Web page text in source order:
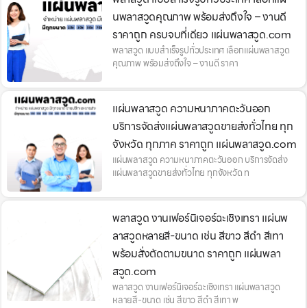
นพลาสวูดคุณภาพ พร้อมส่งถึงใจ – งานดี
ราคาถูก ครบจบที่เดียว แผ่นพลาสวูด.com
พลาสวูด แบบสำเร็จรูปทั่วประเทศ เลือกแผ่นพลาสวูด
คุณภาพ พร้อมส่งถึงใจ – งานดี ราคา
แผ่นพลาสวูด ความหนาภาคตะวันออก
บริการจัดส่งแผ่นพลาสวูดขายส่งทั่วไทย ทุก
จังหวัด ทุกภาค ราคาถูก แผ่นพลาสวูด.com
แผ่นพลาสวูด ความหนาภาคตะวันออก บริการจัดส่ง
แผ่นพลาสวูดขายส่งทั่วไทย ทุกจังหวัด ท
พลาสวูด งานเฟอร์นิเจอร์ฉะเชิงเทรา แผ่นพ
ลาสวูดหลายสี-ขนาด เช่น สีขาว สีดำ สีเทา
พร้อมสั่งตัดตามขนาด ราคาถูก แผ่นพลา
สวูด.com
พลาสวูด งานเฟอร์นิเจอร์ฉะเชิงเทรา แผ่นพลาสวูด
หลายสี-ขนาด เช่น สีขาว สีดำ สีเทา พ